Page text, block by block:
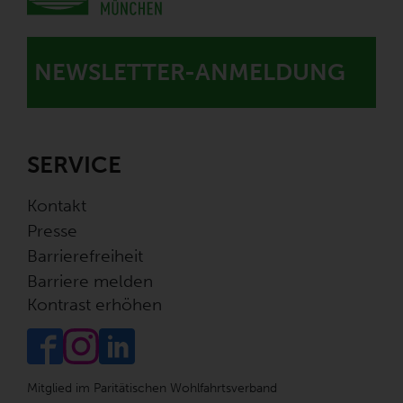
NEWSLETTER-ANMELDUNG
SERVICE
Kontakt
Presse
Barrierefreiheit
Barriere melden
Kontrast erhöhen
Mitglied im Paritätischen Wohlfahrtsverband